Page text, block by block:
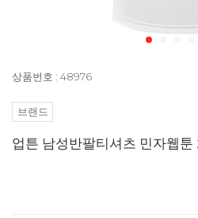
상품번호 : 48976
브랜드
업튼 남성반팔티셔츠 민자웹툰